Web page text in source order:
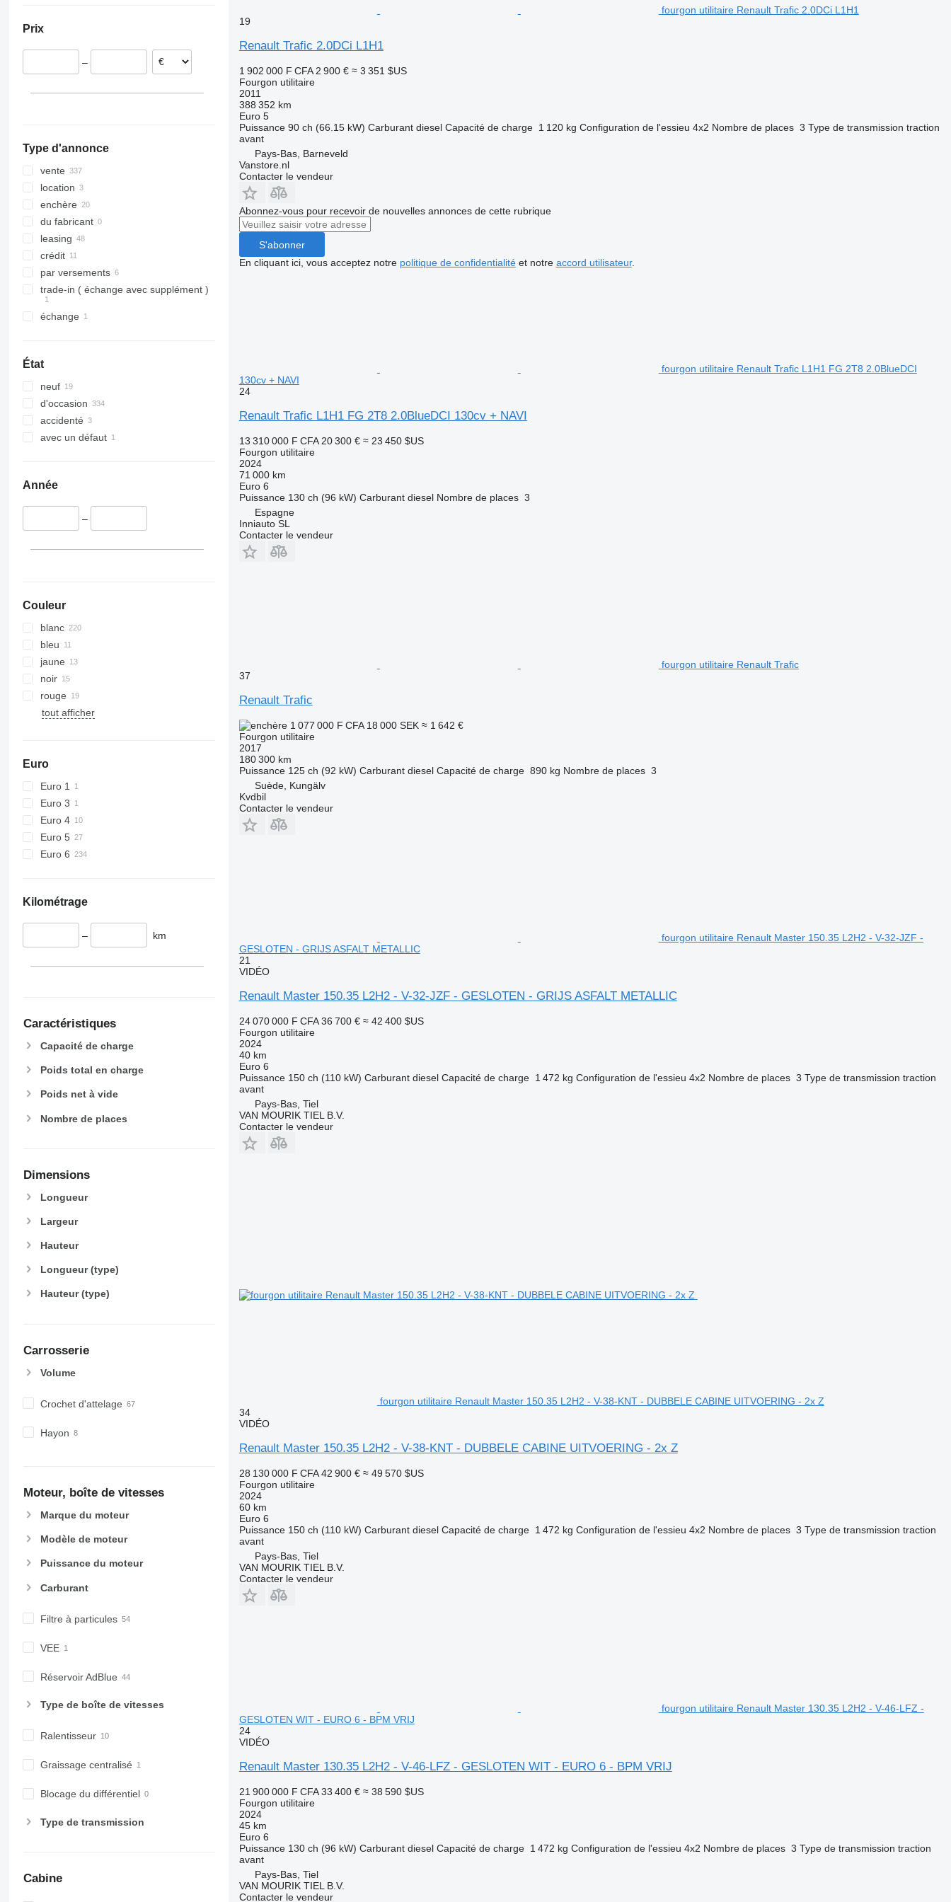
Belgique
République tchèque
Prix
–
Type d'annonce
vente
location
enchère
du fabricant
leasing
crédit
par versements
trade-in ( échange avec supplément )
échange
État
neuf
d'occasion
accidenté
avec un défaut
Année
–
Couleur
blanc
bleu
jaune
noir
rouge
tout afficher
Euro
Euro 1
Euro 3
Euro 4
Euro 5
Euro 6
Kilométrage
– km
Caractéristiques
Capacité de charge
Poids total en charge
Poids net à vide
Nombre de places
Dimensions
Longueur
Largeur
Hauteur
Longueur (type)
Hauteur (type)
Carrosserie
Volume
Crochet d'attelage
Hayon
Moteur, boîte de vitesses
Marque du moteur
Modèle de moteur
Puissance du moteur
Carburant
Filtre à particules
VEE
Réservoir AdBlue
Type de boîte de vitesses
Ralentisseur
Graissage centralisé
Blocage du différentiel
Type de transmission
Cabine
fourgon utilitaire Renault Trafic 2.0DCi L1H1
19
Renault Trafic 2.0DCi L1H1
1 902 000 F CFA 2 900 € ≈ 3 351 $US
Fourgon utilitaire
2011
388 352 km
Euro 5
Puissance 90 ch (66.15 kW) Carburant diesel Capacité de charge 1 120 kg Configuration de l'essieu 4x2 Nombre de places 3 Type de transmission traction
avant
Pays-Bas, Barneveld
Vanstore.nl
Contacter le vendeur
Abonnez-vous pour recevoir de nouvelles annonces de cette rubrique
S'abonner
En cliquant ici, vous acceptez notre politique de confidentialitéet notre accord utilisateur.
fourgon utilitaire Renault Trafic L1H1 FG 2T8 2.0BlueDCI
130cv + NAVI
24
Renault Trafic L1H1 FG 2T8 2.0BlueDCI 130cv + NAVI
13 310 000 F CFA 20 300 € ≈ 23 450 $US
Fourgon utilitaire
2024
71 000 km
Euro 6
Puissance 130 ch (96 kW) Carburant diesel Nombre de places 3
Espagne
Inniauto SL
Contacter le vendeur
fourgon utilitaire Renault Trafic
37
Renault Trafic
1 077 000 F CFA 18 000 SEK ≈ 1 642 €
Fourgon utilitaire
2017
180 300 km
Puissance 125 ch (92 kW) Carburant diesel Capacité de charge 890 kg Nombre de places 3
Suède, Kungälv
Kvdbil
Contacter le vendeur
fourgon utilitaire Renault Master 150.35 L2H2 - V-32-JZF -
GESLOTEN - GRIJS ASFALT METALLIC
21
VIDÉO
Renault Master 150.35 L2H2 - V-32-JZF - GESLOTEN - GRIJS ASFALT METALLIC
24 070 000 F CFA 36 700 € ≈ 42 400 $US
Fourgon utilitaire
2024
40 km
Euro 6
Puissance 150 ch (110 kW) Carburant diesel Capacité de charge 1 472 kg Configuration de l'essieu 4x2 Nombre de places 3 Type de transmission traction
avant
Pays-Bas, Tiel
VAN MOURIK TIEL B.V.
Contacter le vendeur
fourgon utilitaire Renault Master 150.35 L2H2 - V-38-KNT - DUBBELE CABINE UITVOERING - 2x Z
34
VIDÉO
Renault Master 150.35 L2H2 - V-38-KNT - DUBBELE CABINE UITVOERING - 2x Z
28 130 000 F CFA 42 900 € ≈ 49 570 $US
Fourgon utilitaire
2024
60 km
Euro 6
Puissance 150 ch (110 kW) Carburant diesel Capacité de charge 1 472 kg Configuration de l'essieu 4x2 Nombre de places 3 Type de transmission traction
avant
Pays-Bas, Tiel
VAN MOURIK TIEL B.V.
Contacter le vendeur
fourgon utilitaire Renault Master 130.35 L2H2 - V-46-LFZ -
GESLOTEN WIT - EURO 6 - BPM VRIJ
24
VIDÉO
Renault Master 130.35 L2H2 - V-46-LFZ - GESLOTEN WIT - EURO 6 - BPM VRIJ
21 900 000 F CFA 33 400 € ≈ 38 590 $US
Fourgon utilitaire
2024
45 km
Euro 6
Puissance 130 ch (96 kW) Carburant diesel Capacité de charge 1 472 kg Configuration de l'essieu 4x2 Nombre de places 3 Type de transmission traction
avant
Pays-Bas, Tiel
VAN MOURIK TIEL B.V.
Contacter le vendeur